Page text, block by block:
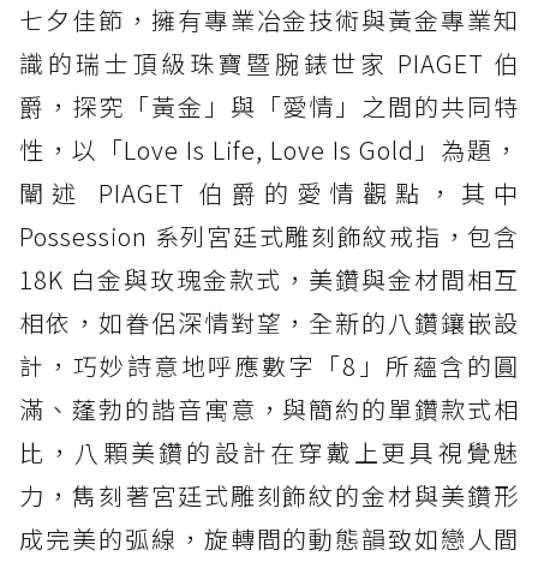
七夕佳節，擁有專業冶金技術與黃金專業知
識的瑞士頂級珠寶暨腕錶世家 PIAGET 伯
爵，探究「黃金」與「愛情」之間的共同特
性，以「Love Is Life, Love Is Gold」為題，
闡述 PIAGET 伯爵的愛情觀點，其中
Possession 系列宮廷式雕刻飾紋戒指，包含
18K 白金與玫瑰金款式，美鑽與金材間相互
相依，如眷侶深情對望，全新的八鑽鑲嵌設
計，巧妙詩意地呼應數字「8」所蘊含的圓
滿、蓬勃的諧音寓意，與簡約的單鑽款式相
比，八顆美鑽的設計在穿戴上更具視覺魅
力，雋刻著宮廷式雕刻飾紋的金材與美鑽形
成完美的弧線，旋轉間的動態韻致如戀人間